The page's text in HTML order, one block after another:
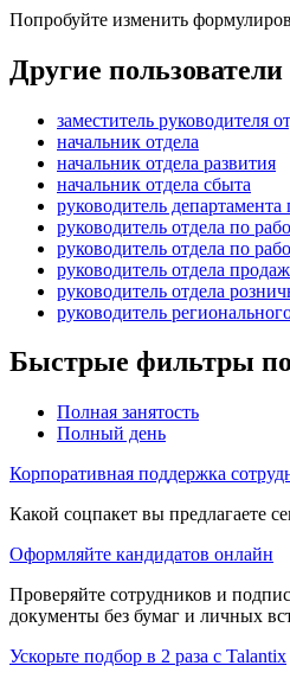
Попробуйте изменить
Другие
заместитель руководителя
начальник отдела
начальник отдела развития
начальник отдела сбыта
руководитель
руководитель отдела по
руководитель отдела по
руководитель отдела
руководитель отдела
руководитель
Быстрые фильтры
Полная занятость
Полный день
Корпоративная поддержка
Какой соцпакет вы предлагаете
Оформляйте кандидатов онлайн
Проверяйте сотрудников и
документы без бумаг и личных
Ускорьте подбор в 2 раза с Talantix